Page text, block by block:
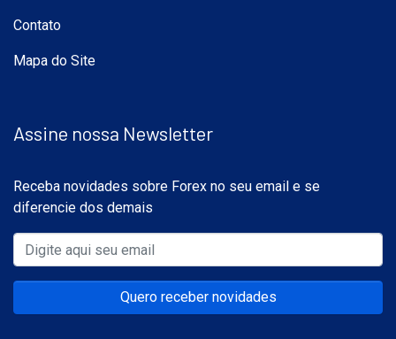
Contato
Mapa do Site
Assine nossa Newsletter
Receba novidades sobre Forex no seu email e se
diferencie dos demais
Quero receber novidades